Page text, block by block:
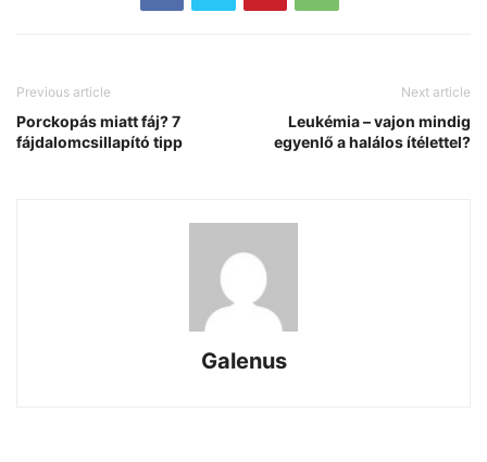
Previous article
Porckopás miatt fáj? 7
fájdalomcsillapító tipp
Next article
Leukémia – vajon mindig
egyenlő a halálos ítélettel?
Galenus